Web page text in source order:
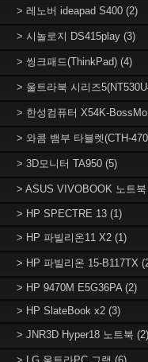
> 레노버 ideapad S400 (2)
> 시놀로지 DS415play (3)
> 씽크패드(ThinkPad) (4)
> 울트라북 시리즈
> 한성컴퓨터 X54K-
> 와콤 뱀부 타블렛(CTH-
> 3D모니터 TA950 (5)
> ASUS VIVOBOOK 노트북
> HP SPECTRE 13 (1)
> HP 파빌리온11 X2 (1)
> HP 파빌리온 15-B117TX
> HP 9470M E5G36PA (2)
> HP SlateBook x2 (3)
> JNR3D Hyper18 노트북 (2)